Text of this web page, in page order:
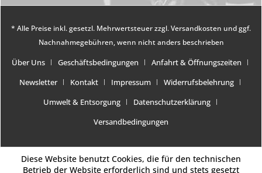
* Alle Preise inkl. gesetzl. Mehrwertsteuer zzgl.Versandkosten und ggf.
Nachnahmegebühren, wenn nicht anders beschrieben
Über Uns Geschäftsbedingungen
Anfahrt & Öffnungszeiten
Newsletter
Kontakt Impressum
Widerrufsbelehrung
Umwelt & Entsorgung
Datenschutzerklärung
Versandbedingungen
Diese Website benutzt Cookies, die für den technischen
Betrieb der Website erforderlich sind und stets gesetzt